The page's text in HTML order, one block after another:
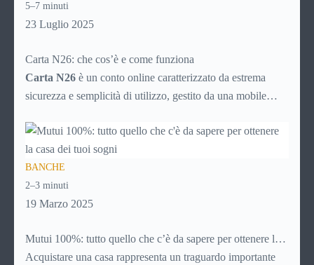
fintech più utilizzate al mondo.
5–7 minuti
23 Luglio 2025
Carta N26: che cos’è e come funziona
Carta N26 è un conto online caratterizzato da estrema
sicurezza e semplicità di utilizzo, gestito da una mobile
sistema finanziario tedesco e, nonostante non abbia sedi
fisiche, consente il prelievo di denaro allo sportello in tutto
il mondo.
BANCHE
2–3 minuti
19 Marzo 2025
Mutui 100%: tutto quello che c’è da sapere per ottenere la
casa dei tuoi sogni
Acquistare una casa rappresenta un traguardo importante